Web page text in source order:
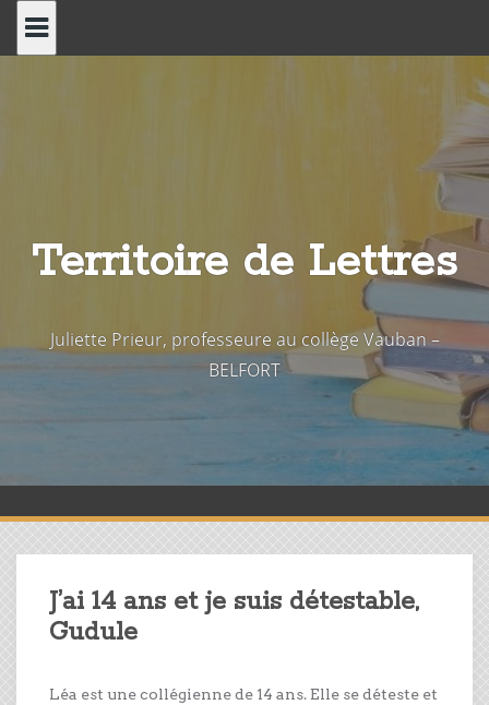
Territoire de Lettres
Juliette Prieur, professeure au collège Vauban –
BELFORT
J’ai 14 ans et je suis détestable,
Gudule
Léa est une collégienne de 14 ans. Elle se déteste et